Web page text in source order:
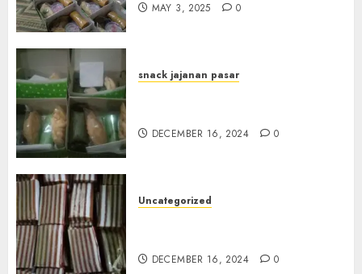
MAY 3, 2025 0
snack jajanan pasar
DECEMBER 16, 2024 0
Uncategorized
DECEMBER 16, 2024 0